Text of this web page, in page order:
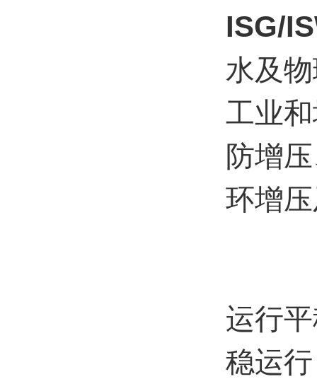
ISG/
水及
工业
防增
环增
运行
稳运